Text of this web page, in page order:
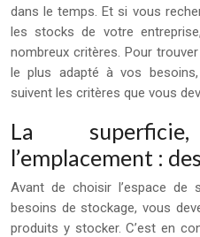
dans le temps. Et si vous
les stocks de votre
nombreux critères. Pour
le plus adapté à vos
suivent les critères que vous
La
l’emplacement :
Avant de choisir l’espace de
besoins de stockage, vous
produits y stocker. C’est en